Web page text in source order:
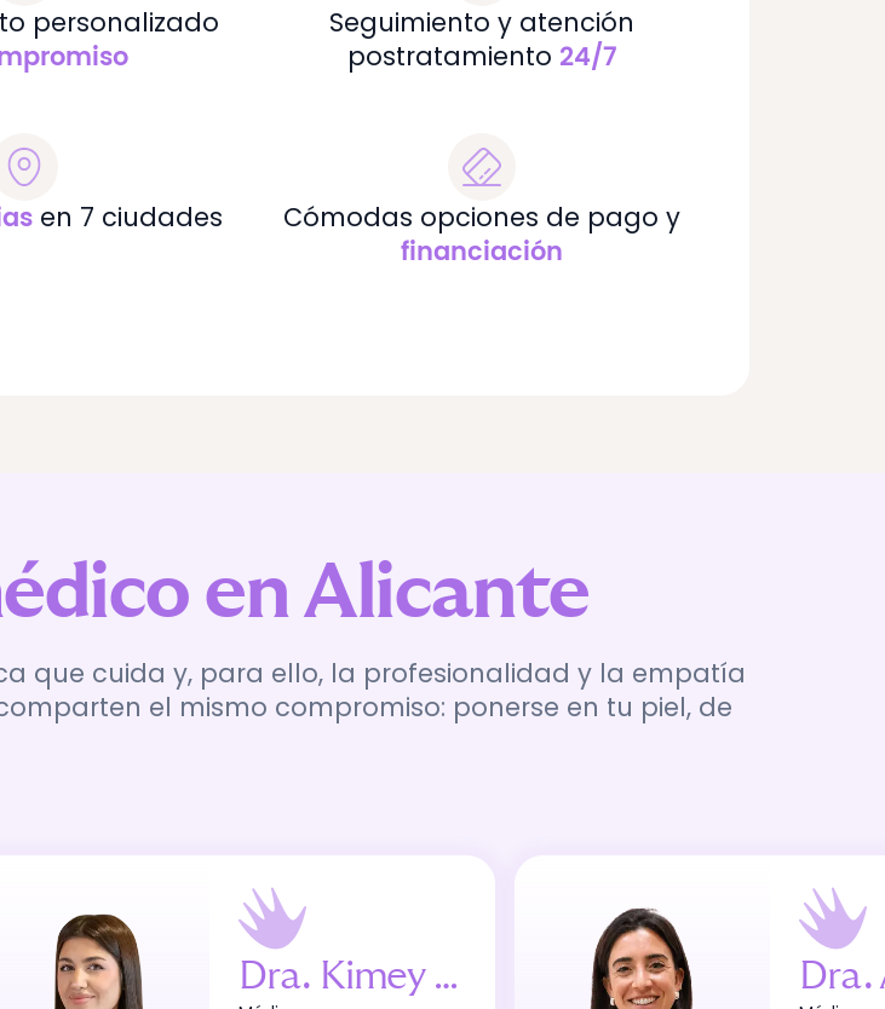
personalizado
Seguimiento y atención
postratamiento 24/7
en 7 ciudades Cómodas opciones de pago y
financiación
en Alicante
que cuida y, para ello, la profesionalidad y la empatía
el mismo compromiso: ponerse en tu piel, de
Dra. Kimey Balaguer Dra.